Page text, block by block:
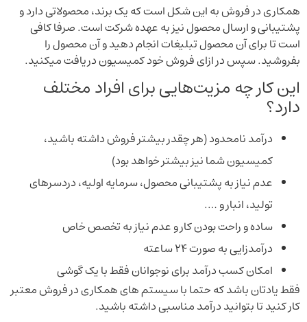
همکاری در فروش به این شکل است که یک برند، محصولاتی دارد و
پشتیبانی و ارسال محصول نیز به عهده شرکت است. صرفا کافی
است تا برای آن محصول تبلیغات انجام دهید و آن محصول را
بفروشید. سپس در ازای فروش خود کمیسیون دریافت میکنید.
این کار چه مزیت‌هایی برای افراد مختلف
دارد؟
درآمد نامحدود (هر چقدر بیشتر فروش داشته باشید،
کمیسیون شما نیز بیشتر خواهد بود)
عدم نیاز به پشتیبانی محصول، سرمایه اولیه، دردسرهای
تولید، انبار و ….
ساده و راحت بودن کار و عدم نیاز به تخصص خاص
درآمدزایی به صورت 24 ساعته
امکان کسب درآمد برای نوجوانان فقط با یک گوشی
فقط یادتان باشد که حتما با سیستم های همکاری در فروش معتبر
کار کنید تا بتوانید درآمد مناسبی داشته باشید.